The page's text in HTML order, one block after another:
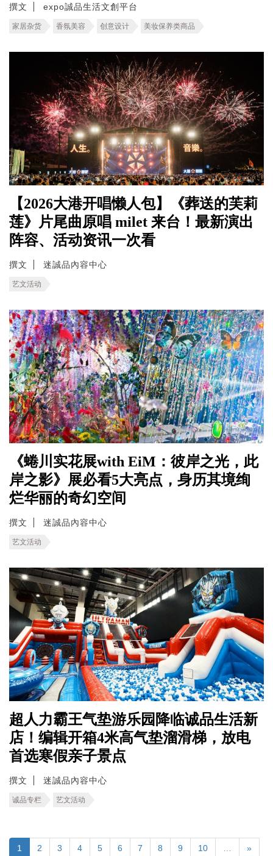
撰文 expo誠品生活文創平台
家居杂货 香氛美容 创意设计 美妆保养类商品
【2026大港开唱懒人包】《葬送的芙莉
莲》片尾曲原唱 milet 来台！最新演出
阵容、活动资讯一次看
撰文 迷誠品內容中心
艺文活动
《蜷川实花展with EiM：彼岸之光，此
岸之影》展必看5大亮点，身历其境绚
烂华丽的奇幻空间
撰文 迷誠品內容中心
艺文活动
超人力霸王气垫游乐园降临诚品生活新
店！编辑开箱4米高气垫溜滑梯，放电
首选寒假亲子景点
撰文 迷誠品內容中心
诚品专栏 艺文活动
1 2 3 4 5 6 7 8 9 10 »